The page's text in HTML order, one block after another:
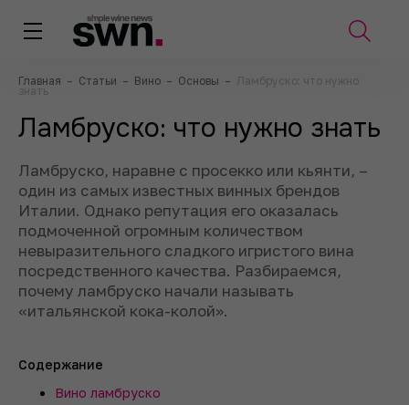
Главная – Статьи – Вино – Основы – Ламбруско: что нужно
знать
Ламбруско: что нужно знать
Ламбруско, наравне с просекко или кьянти, –
один из самых известных винных брендов
Италии. Однако репутация его оказалась
подмоченной огромным количеством
невыразительного сладкого игристого вина
посредственного качества. Разбираемся,
почему ламбруско начали называть
«итальянской кока-колой».
Содержание
Вино ламбруско